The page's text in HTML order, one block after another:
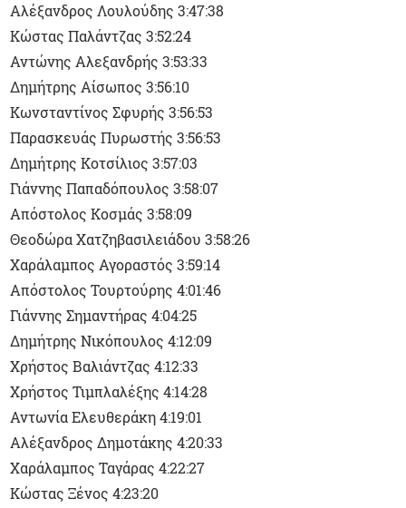
Αλέξανδρος Λουλούδης 3:47:38
Κώστας Παλάντζας 3:52:24
Αντώνης Αλεξανδρής 3:53:33
Δημήτρης Αίσωπος 3:56:10
Κωνσταντίνος Σφυρής 3:56:53
Παρασκευάς Πυρωστής 3:56:53
Δημήτρης Κοτσίλιος 3:57:03
Γιάννης Παπαδόπουλος 3:58:07
Απόστολος Κοσμάς 3:58:09
Θεοδώρα Χατζηβασιλειάδου 3:58:26
Χαράλαμπος Αγοραστός 3:59:14
Απόστολος Τουρτούρης 4:01:46
Γιάννης Σημαντήρας 4:04:25
Δημήτρης Νικόπουλος 4:12:09
Χρήστος Βαλιάντζας 4:12:33
Χρήστος Τιμπλαλέξης 4:14:28
Αντωνία Ελευθεράκη 4:19:01
Αλέξανδρος Δημοτάκης 4:20:33
Χαράλαμπος Ταγάρας 4:22:27
Κώστας Ξένος 4:23:20